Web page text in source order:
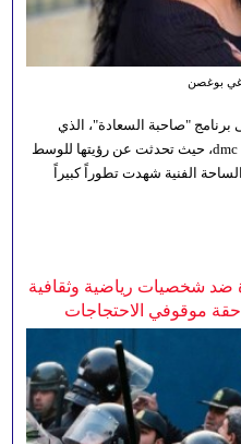
بوغصن
"صاحبة السعادة"، الذي
تقدّمه الفنانة إسعاد يونس على قناة dmc، حيث تحدثت عن رؤيتها للوسط
الفنية شهدت تطوراً كبيراً
ضد شخصيات رياضية وثقافية
موقوفي الاحتجاجات